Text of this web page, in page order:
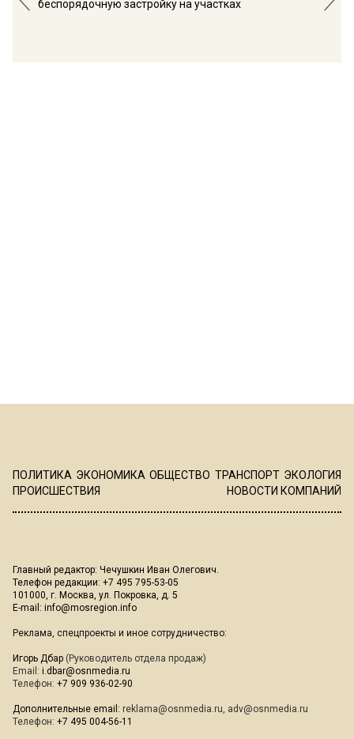
беспорядочную застройку на участках
ПОЛИТИКА ЭКОНОМИКА ОБЩЕСТВО ТРАНСПОРТ ЭКОЛОГИЯ
ПРОИСШЕСТВИЯ
НОВОСТИ КОМПАНИЙ
Главный редактор: Чечушкин Иван Олегович.
Телефон редакции: +7 495 795-53-05
101000, г. Москва, ул. Покровка, д. 5
E-mail: info@mosregion.info
Реклама, спецпроекты и иное сотрудничество:
Игорь Дбар (Руководитель отдела продаж)
Email: i.dbar@osnmedia.ru
Телефон: +7 909 936-02-90
Дополнительные email: reklama@osnmedia.ru, adv@osnmedia.ru
Телефон: +7 495 004-56-11